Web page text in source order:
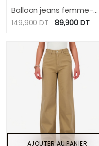
Balloon jeans femme-
BAYA
149,900DT 89,900DT
AJOUTER AU PANIER